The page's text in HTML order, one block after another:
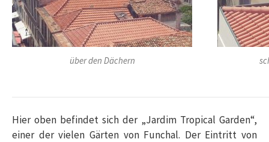
über den Dächern
Hier oben befindet sich der „Jardim Tropical Garden“,
einer der vielen Gärten von Funchal. Der Eintritt von